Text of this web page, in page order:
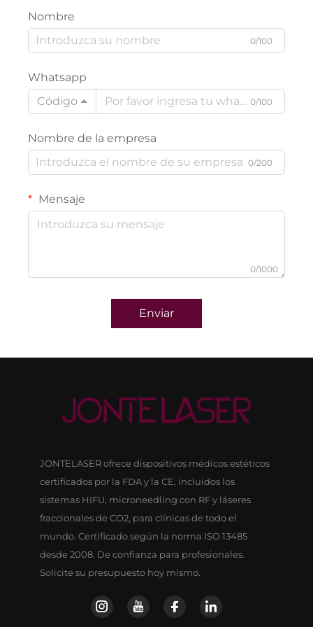
Nombre
0/100
Whatsapp
Código
0/100
Nombre de la empresa
0/200
Mensaje
0/1000
Enviar
JONTELASER ofrece dispositivos médicos estéticos
certificados por la FDA y la CE, incluidos los
sistemas HIFU, microneedling con RF y láseres
fraccionales de CO2, para clínicas de todo el
mundo. Certificado según la norma ISO 13485
desde 2008. De confianza para profesionales.
Solicite su presupuesto hoy mismo.